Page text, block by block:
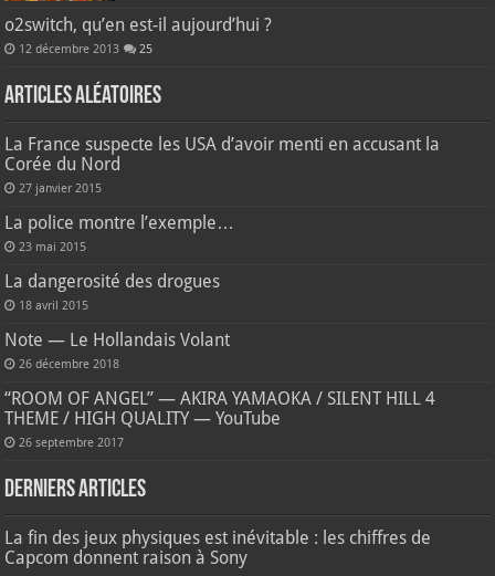
o2switch, qu’en est-il aujourd’hui ?
12 décembre 2013 25
Articles aléatoires
La France suspecte les USA d’avoir menti en accusant la
Corée du Nord
27 janvier 2015
La police montre l’exemple…
23 mai 2015
La dangerosité des drogues
18 avril 2015
Note — Le Hollandais Volant
26 décembre 2018
“ROOM OF ANGEL” — AKIRA YAMAOKA / SILENT HILL 4
THEME / HIGH QUALITY — YouTube
26 septembre 2017
Derniers articles
La fin des jeux physiques est inévitable : les chiffres de
Capcom donnent raison à Sony